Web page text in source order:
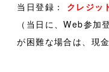
当日登録： クレジッ
（当日に、Web参加
が困難な場合は、現